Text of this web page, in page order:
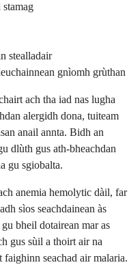
stealladair
gnìomh grùthan
ach tha iad nas lugha
alergidh dona, tuiteam
anail annta. Bidh an
dlùth gus ath-bheachdan
gu sgiobalta.
anemia hemolytic dàil, far
sìos seachdainean às
bheil dotairean mar as
gus sùil a thoirt air na
faighinn seachad air malaria.